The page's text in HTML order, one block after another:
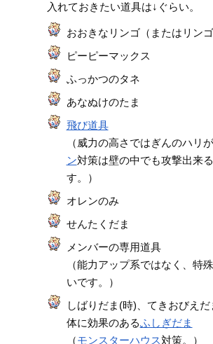
入れておきたい道具は↓ぐらい。
おおきなリンゴ（またはリンゴ
ピーピーマックス
ふっかつのタネ
あなぬけのたま
飛び道具
（威力の高さではぎんのハリ
ン対策は壁の中でも攻撃出来
す。）
オレンのみ
せんたくだま
メンバーの専用道具
（能力アップ系ではなく、特
いです。）
しばりだま(時)、てきおびえ
体に効果のあるふしぎだま
（モンスターハウス対策。）